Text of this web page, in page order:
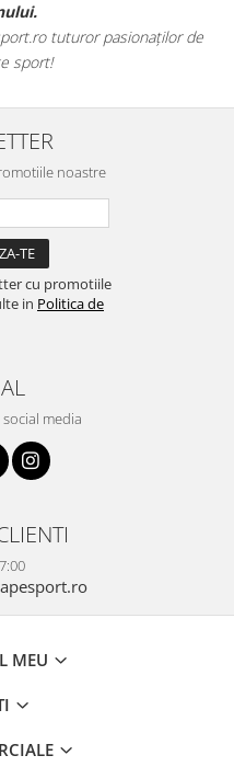
tuturor pasionaților de
sport!
noastre
cu promotiile
in Politica de
media
MEU